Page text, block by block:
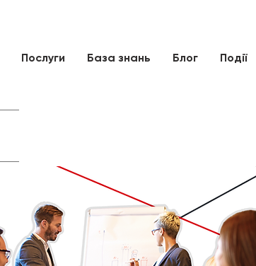
Послуги База знань Блог Події